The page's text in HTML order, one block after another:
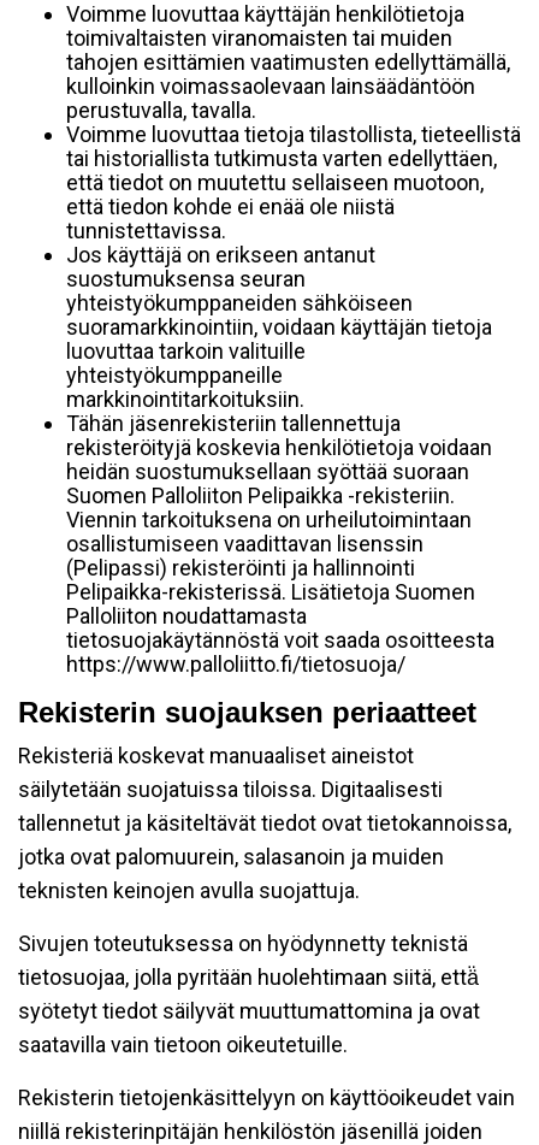
Voimme luovuttaa käyttäjän henkilötietoja
toimivaltaisten viranomaisten tai muiden
tahojen esittämien vaatimusten edellyttämällä,
kulloinkin voimassaolevaan lainsäädäntöön
perustuvalla, tavalla.
Voimme luovuttaa tietoja tilastollista, tieteellistä
tai historiallista tutkimusta varten edellyttäen,
että tiedot on muutettu sellaiseen muotoon,
että tiedon kohde ei enää ole niistä
tunnistettavissa.
Jos käyttäjä on erikseen antanut
suostumuksensa seuran
yhteistyökumppaneiden sähköiseen
suoramarkkinointiin, voidaan käyttäjän tietoja
luovuttaa tarkoin valituille
yhteistyökumppaneille
markkinointitarkoituksiin.
Tähän jäsenrekisteriin tallennettuja
rekisteröityjä koskevia henkilötietoja voidaan
heidän suostumuksellaan syöttää suoraan
Suomen Palloliiton Pelipaikka -rekisteriin.
Viennin tarkoituksena on urheilutoimintaan
osallistumiseen vaadittavan lisenssin
(Pelipassi) rekisteröinti ja hallinnointi
Pelipaikka-rekisterissä. Lisätietoja Suomen
Palloliiton noudattamasta
tietosuojakäytännöstä voit saada osoitteesta
https://www.palloliitto.fi/tietosuoja/
Rekisterin suojauksen periaatteet
Rekisteriä koskevat manuaaliset aineistot
säilytetään suojatuissa tiloissa. Digitaalisesti
tallennetut ja käsiteltävät tiedot ovat tietokannoissa,
jotka ovat palomuurein, salasanoin ja muiden
teknisten keinojen avulla suojattuja.
Sivujen toteutuksessa on hyödynnetty teknistä
tietosuojaa, jolla pyritään huolehtimaan siitä, että̈
syötetyt tiedot säilyvät muuttumattomina ja ovat
saatavilla vain tietoon oikeutetuille.
Rekisterin tietojenkäsittelyyn on käyttöoikeudet vain
niillä rekisterinpitäjän henkilöstön jäsenillä joiden